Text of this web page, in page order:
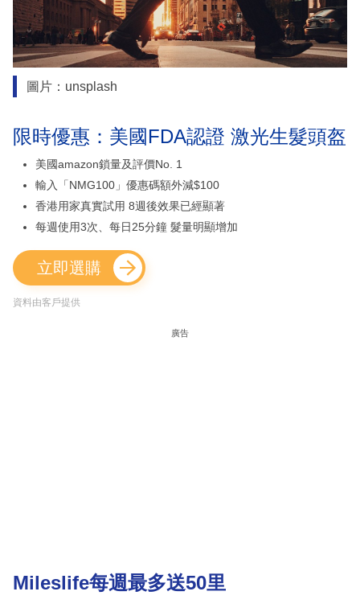
圖片：unsplash
限時優惠：美國FDA認證 激光生髮頭盔
美國amazon鎖量及評價No. 1
輸入「NMG100」優惠碼額外減$100
香港用家真實試用 8週後效果已經顯著
每週使用3次、每日25分鐘 髮量明顯增加
立即選購
資料由客戶提供
廣告
Mileslife每週最多送50里